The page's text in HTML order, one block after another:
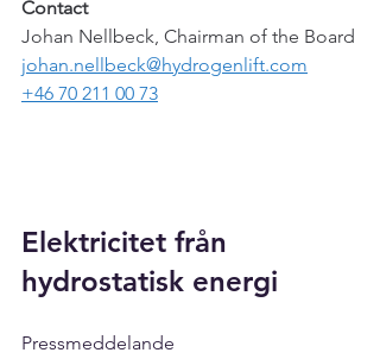
Contact
Johan Nellbeck, Chairman of the Board
johan.nellbeck@hydrogenlift.com
+46 70 211 00 73
Elektricitet från
hydrostatisk energi
Pressmeddelande